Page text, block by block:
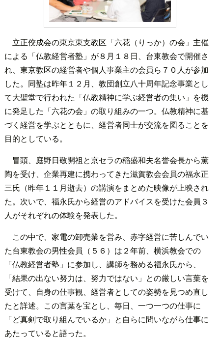
立正佼成会の東京東支教区「六花（りっか）の会」主催
による「仏教経営者塾」が８月１８日、台東教会で開催さ
れ、東京教区の経営者や個人事業主の会員ら７０人が参加
した。同塾は昨年１２月、教団創立八十周年記念事業とし
て大聖堂で行われた「仏教精神に学ぶ経営者の集い」を機
に発足した「六花の会」の取り組みの一つ。仏教精神に基
づく経営を学ぶとともに、経営者同士が交流を図ることを
目的としている。
冒頭、庭野日敬開祖と京セラの稲盛和夫名誉会長から薫
陶を受け、企業再建に携わってきた滋賀教会会員の福永正
三氏（昨年１１月逝去）の講演をまとめた映像が上映され
た。次いで、福永氏から経営のアドバイスを受けた会員３
人がそれぞれの体験を発表した。
この中で、家電の卸売業を営み、赤字経営に苦しんでい
た台東教会の男性会員（５６）は２年前、横浜教会での
「仏教経営者塾」に参加し、講師を務める福永氏から、
「結果の出ない努力は、努力ではない」との厳しい言葉を
受けて、自身の仕事観、経営者としての姿勢を見つめ直し
たと詳述。この言葉を宝とし、毎日、一つ一つの仕事に
「ど真剣で取り組んでいるか」と自らに問いながら仕事に
あたっていると語った。